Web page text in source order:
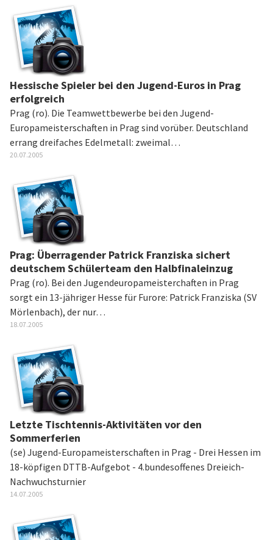
Hessische Spieler bei den Jugend-Euros in Prag
erfolgreich
Prag (ro). Die Teamwettbewerbe bei den Jugend-
Europameisterschaften in Prag sind vorüber. Deutschland
errang dreifaches Edelmetall: zweimal…
20.07.2005
Prag: Überragender Patrick Franziska sichert
deutschem Schülerteam den Halbfinaleinzug
Prag (ro). Bei den Jugendeuropameisterchaften in Prag
sorgt ein 13-jähriger Hesse für Furore: Patrick Franziska (SV
Mörlenbach), der nur…
18.07.2005
Letzte Tischtennis-Aktivitäten vor den
Sommerferien
(se) Jugend-Europameisterschaften in Prag - Drei Hessen im
18-köpfigen DTTB-Aufgebot - 4.bundesoffenes Dreieich-
Nachwuchsturnier
14.07.2005